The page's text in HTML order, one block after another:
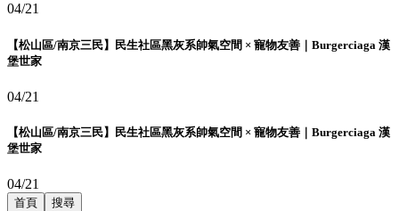
04/21
【松山區/南京三民】民生社區黑灰系帥氣空間 × 寵物友善｜Burgerciaga 漢
堡世家
04/21
【松山區/南京三民】民生社區黑灰系帥氣空間 × 寵物友善｜Burgerciaga 漢
堡世家
04/21
首頁 搜尋